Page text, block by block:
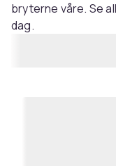
bryterne våre. Se
dag.